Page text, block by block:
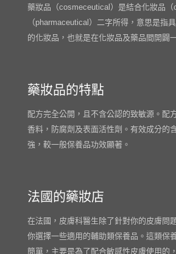
藥妝品（cosmeceutical）是結合化妝品
（pharmaceutical）二字所得，意思是指
的化妝品，也就是在化妝品及藥品間開闢
藥妝品的特點
配方完全公開，且不含公認的致敏源。配
香料，防腐劑及表面活性劑。有效成分的
強，較一般保養品功效顯著。
法國的藥妝店
在法國，皮膚科醫生除了針對你的皮膚問
你選擇一些適用的輔助類保養品。這類保
簡單，主要是為了配合敏感性皮膚使用的